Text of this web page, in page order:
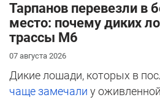
Тарпанов перевезли в
место: почему диких
трассы М6
07 августа 2026
Дикие лошади, которых в
чаще замечали у